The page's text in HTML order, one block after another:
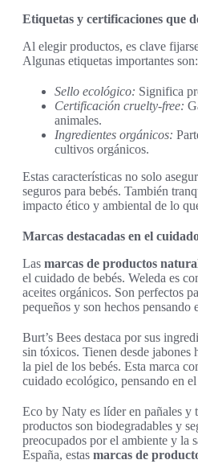
Etiquetas y certificaciones que
Al elegir productos, es clave
Algunas etiquetas importantes son:
Sello ecológico: Significa
Certificación cruelty-free:
animales.
Ingredientes orgánicos:
cultivos orgánicos.
Estas características no solo
seguros para bebés. También
impacto ético y ambiental de lo
Marcas destacadas en el
Las marcas de productos
el cuidado de bebés. Weleda es
aceites orgánicos. Son perfectos
pequeños y son hechos pensando
Burt’s Bees destaca por sus
sin tóxicos. Tienen desde jabones
la piel de los bebés. Esta marca
cuidado ecológico, pensando en
Eco by Naty es líder en pañales y
productos son biodegradables y
preocupados por el ambiente y la
España, estas marcas de